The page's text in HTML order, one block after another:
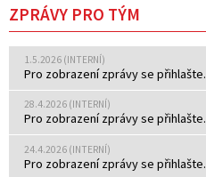
ZPRÁVY PRO TÝM
1.5.2026 (INTERNÍ)
Pro zobrazení zprávy se přihlašte.
28.4.2026 (INTERNÍ)
Pro zobrazení zprávy se přihlašte.
24.4.2026 (INTERNÍ)
Pro zobrazení zprávy se přihlašte.